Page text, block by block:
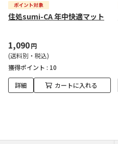
住処sumi-CA 年中快適マット
1,090円
(送料別・税込)
獲得ポイント : 10
詳細 カートに入れる